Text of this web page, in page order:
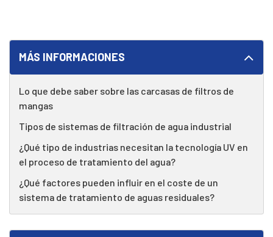
MÁS INFORMACIONES
Lo que debe saber sobre las carcasas de filtros de
mangas
Tipos de sistemas de filtración de agua industrial
¿Qué tipo de industrias necesitan la tecnología UV en
el proceso de tratamiento del agua?
¿Qué factores pueden influir en el coste de un
sistema de tratamiento de aguas residuales?